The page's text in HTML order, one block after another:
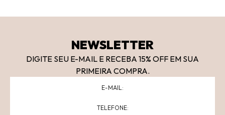
NEWSLETTER
DIGITE SEU E-MAIL E RECEBA 15% OFF EM SUA
PRIMEIRA COMPRA.